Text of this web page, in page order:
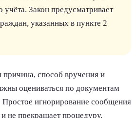
учёта. Закон предусматривает
указанных в пункте 2
причина, способ вручения и
оцениваться по документам
Простое игнорирование сообщения
не прекращает процедуру.